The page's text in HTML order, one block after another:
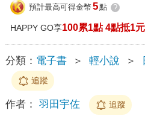
預計最高可得金幣 5點 ?
HAPPY GO享100累1點 4點抵1元
分類： 電子書 ＞ 輕小說 ＞
追蹤
作者： 羽田宇佐 追蹤